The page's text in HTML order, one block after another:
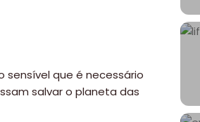
que é necessário
salvar o planeta das